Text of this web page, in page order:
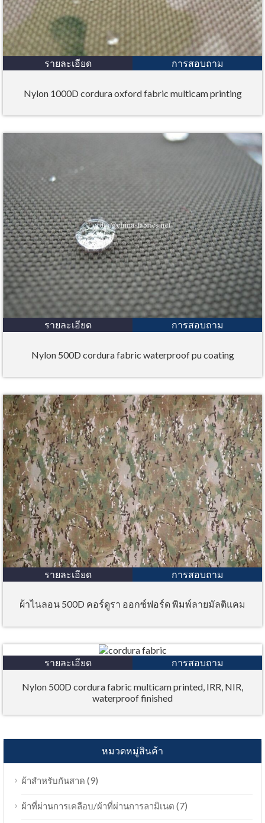
รายละเอียด การสอบถาม
Nylon 1000D cordura oxford fabric multicam printing
รายละเอียด การสอบถาม
Nylon 500D cordura fabric waterproof pu coating
รายละเอียด การสอบถาม
ผ้าไนลอน 500D คอร์ดูรา ออกซ์ฟอร์ด พิมพ์ลายมัลติแคม
รายละเอียด การสอบถาม
Nylon 500D cordura fabric multicam printed, IRR, NIR,
waterproof finished
หมวดหมู่สินค้า
ผ้าสำหรับกันสาด (9)
ผ้าที่ผ่านการเคลือบ/ผ้าที่ผ่านการลามิเนต (7)